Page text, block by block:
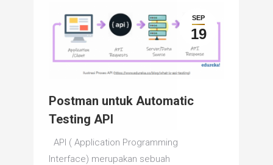
SEP
19
Postman untuk Automatic
Testing API
API ( Application Programming
Interface) merupakan sebuah